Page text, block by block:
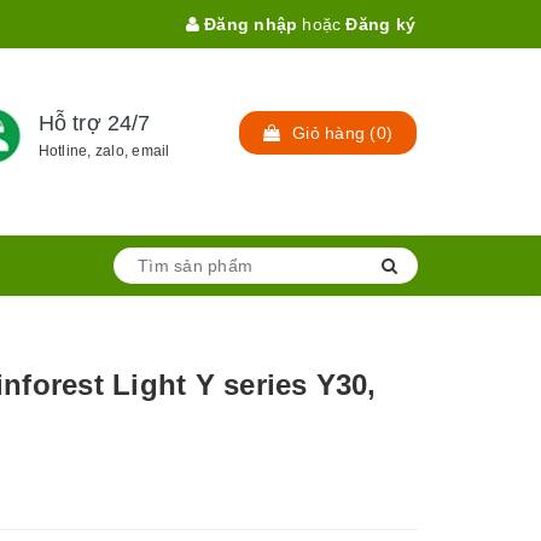
Đăng nhập hoặc Đăng ký
Hỗ trợ 24/7
Hotline, zalo, email
Giỏ hàng (0)
Light Y series Y30,